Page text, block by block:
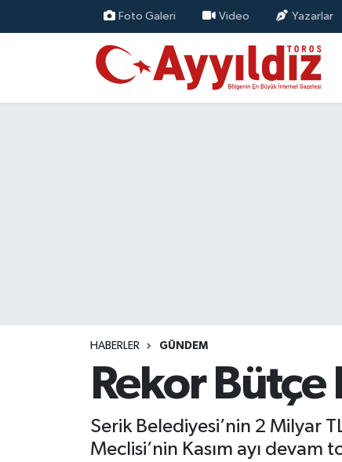
Foto Galeri Video Yazarlar
HABERLER GÜNDEM
Rekor
Serik Belediyesi’nin 2 Milyar
Meclisi’nin Kasım ayı